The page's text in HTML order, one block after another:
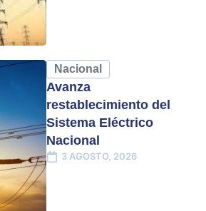
Nacional
Avanza
restablecimiento del
Sistema Eléctrico
Nacional
3 AGOSTO, 2026